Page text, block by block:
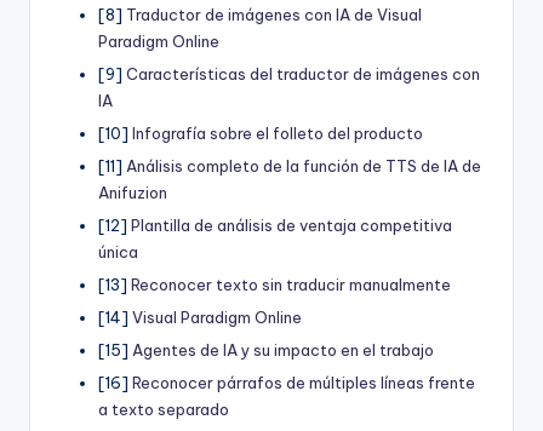
[8] Traductor de imágenes con IA de Visual
Paradigm Online
[9] Características del traductor de imágenes con
IA
[10] Infografía sobre el folleto del producto
[11] Análisis completo de la función de TTS de IA de
Anifuzion
[12] Plantilla de análisis de ventaja competitiva
única
[13] Reconocer texto sin traducir manualmente
[14] Visual Paradigm Online
[15] Agentes de IA y su impacto en el trabajo
[16] Reconocer párrafos de múltiples líneas frente
a texto separado